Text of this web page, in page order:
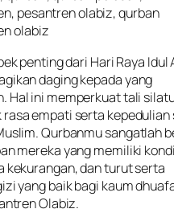
penting dari Hari Raya Idul
daging kepada yang
Hal ini memperkuat tali
empati serta kepedulian
Qurbanmu sangatlah
mereka yang memiliki
kekurangan, dan turut serta
yang baik bagi kaum
Olabiz.